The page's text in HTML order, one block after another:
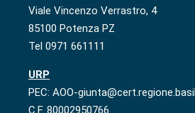
Viale Vincenzo Verrastro, 4
85100 Potenza PZ
Tel 0971 661111
URP
PEC: AOO-
C.F. 80002950766